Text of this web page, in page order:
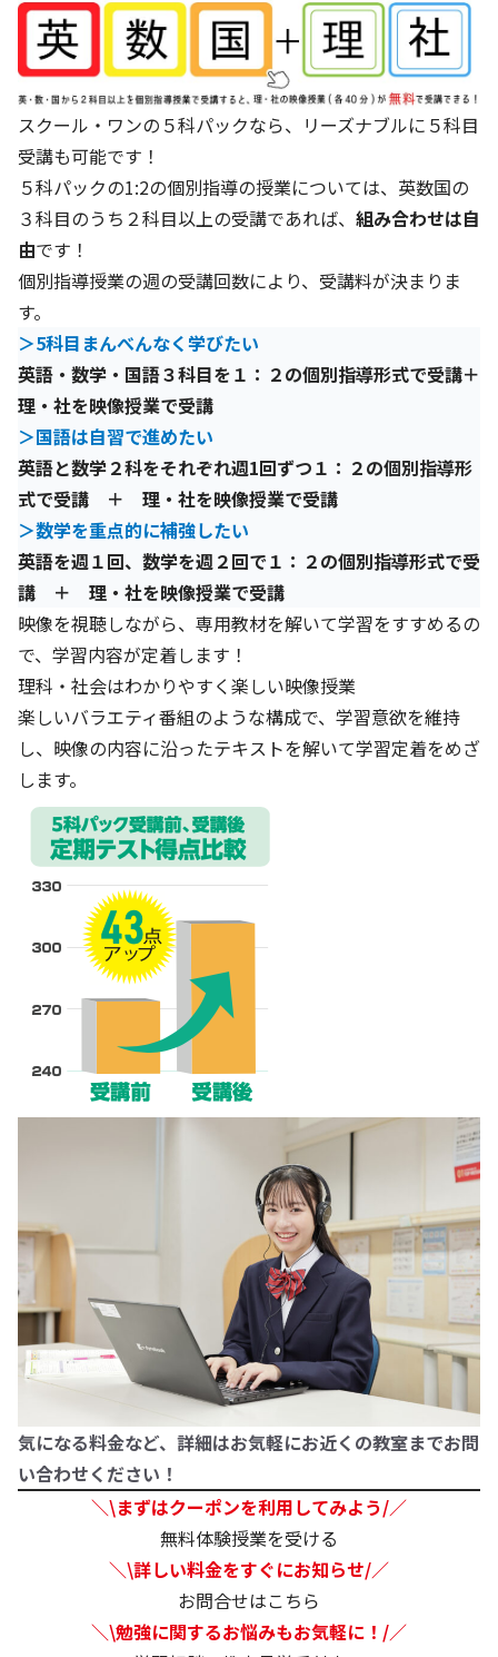
スクール・ワンの５科パックなら、リーズナブルに５科目
受講も可能です！
５科パックの1:2の個別指導の授業については、英数国の
３科目のうち２科目以上の受講であれば、 組み合わせは自
由です！
個別指導授業の週の受講回数により、受講料が決まりま
す。
＞5科目まんべんなく学びたい
英語・数学・国語３科目を１：２の個別指導形式で受講＋
理・社を映像授業で受講
＞国語は自習で進めたい
英語と数学２科をそれぞれ週1回ずつ１：２の個別指導形
式で受講 ＋ 理・社を映像授業で受講
＞数学を重点的に補強したい
英語を週１回、数学を週２回で１：２の個別指導形式で受
講 ＋ 理・社を映像授業で受講
映像を視聴しながら、専用教材を解いて学習をすすめるの
で、学習内容が定着します！
理科・社会はわかりやすく楽しい映像授業
楽しいバラエティ番組のような構成で、学習意欲を維持
し、映像の内容に沿ったテキストを解いて学習定着をめざ
します。
気になる料金など、詳細はお気軽にお近くの教室までお問
い合わせください！
＼\まずはクーポンを利用してみよう/／
無料体験授業を受ける
＼\詳しい料金をすぐにお知らせ/／
お問合せはこちら
＼\勉強に関するお悩みもお気軽に！/／